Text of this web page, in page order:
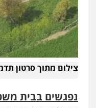
צילום מתוך סרטון
נפגשים בבית